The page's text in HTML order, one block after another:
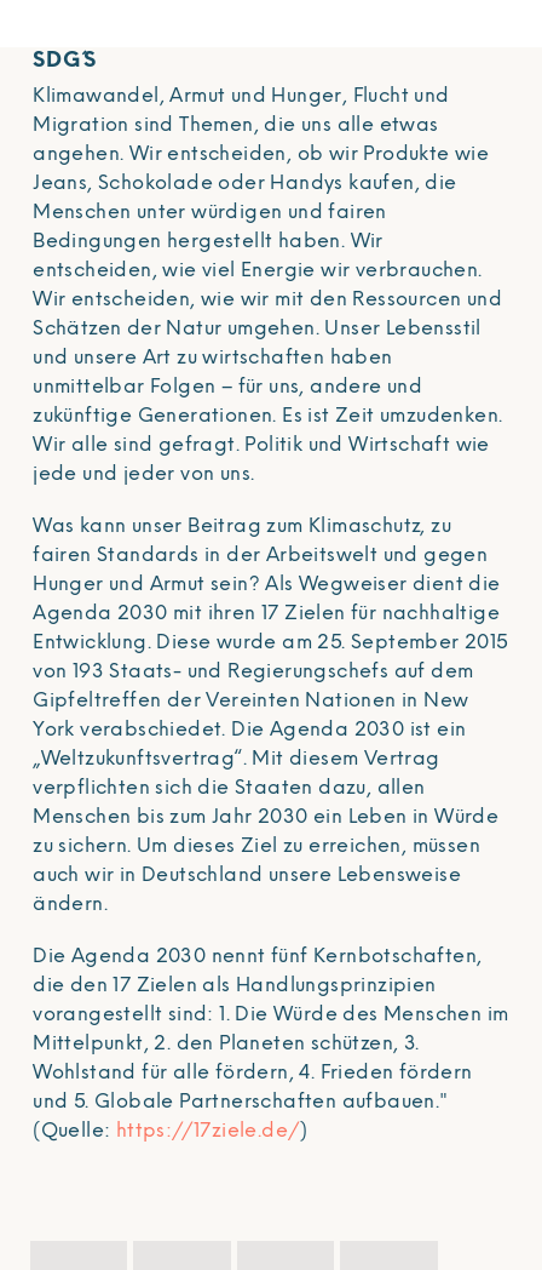
SDG´S
Klimawandel, Armut und Hunger, Flucht und
Migration sind Themen, die uns alle etwas
angehen. Wir entscheiden, ob wir Produkte wie
Jeans, Schokolade oder Handys kaufen, die
Menschen unter würdigen und fairen
Bedingungen hergestellt haben. Wir
entscheiden, wie viel Energie wir verbrauchen.
Wir entscheiden, wie wir mit den Ressourcen und
Schätzen der Natur umgehen. Unser Lebensstil
und unsere Art zu wirtschaften haben
unmittelbar Folgen – für uns, andere und
zukünftige Generationen. Es ist Zeit umzudenken.
Wir alle sind gefragt. Politik und Wirtschaft wie
jede und jeder von uns.
Was kann unser Beitrag zum Klimaschutz, zu
fairen Standards in der Arbeitswelt und gegen
Hunger und Armut sein? Als Wegweiser dient die
Agenda 2030 mit ihren 17 Zielen für nachhaltige
Entwicklung. Diese wurde am 25. September 2015
von 193 Staats- und Regierungschefs auf dem
Gipfeltreffen der Vereinten Nationen in New
York verabschiedet. Die Agenda 2030 ist ein
„Weltzukunftsvertrag“. Mit diesem Vertrag
verpflichten sich die Staaten dazu, allen
Menschen bis zum Jahr 2030 ein Leben in Würde
zu sichern. Um dieses Ziel zu erreichen, müssen
auch wir in Deutschland unsere Lebensweise
ändern.
Die Agenda 2030 nennt fünf Kernbotschaften,
die den 17 Zielen als Handlungsprinzipien
vorangestellt sind: 1. Die Würde des Menschen im
Mittelpunkt, 2. den Planeten schützen, 3.
Wohlstand für alle fördern, 4. Frieden fördern
und 5. Globale Partnerschaften aufbauen."
(Quelle: https://17ziele.de/)